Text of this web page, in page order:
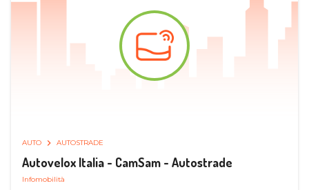
AUTO AUTOSTRADE
Autovelox Italia - CamSam - Autostrade
Infomobilità